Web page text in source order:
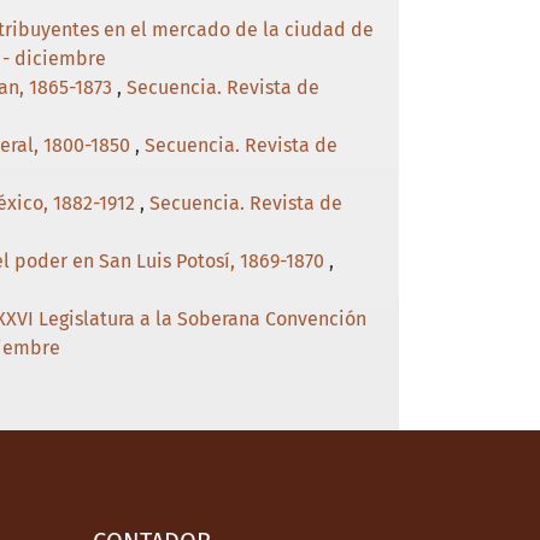
en el mercado de la ciudad de
- diciembre
1865-1873 , Secuencia. Revista de
1800-1850 , Secuencia. Revista de
1882-1912 , Secuencia. Revista de
en San Luis Potosí, 1869-1870 ,
Legislatura a la Soberana Convención